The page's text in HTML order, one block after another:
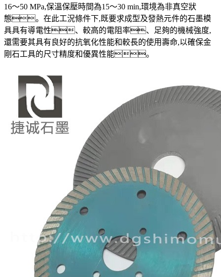
16～50 MPa,保溫保壓時間為15～30 min,環境為非真空狀
態。在此工況條件下,既要求成型及發熱元件的石墨模
具具有導電性、較高的電阻率、足夠的機械強度,
還需要其具有良好的抗氧化性能和較長的使用壽命,以確保金
剛石工具的尺寸精度和優異性能。